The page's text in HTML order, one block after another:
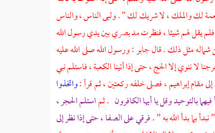
لك والملك ، لا شريك لك " . ولبى الناس ، والناس
يقل لهم شيئا ، فنظرت مد بصري بين يدي رسول الله
مثل ذلك . قالجابر: ورسول الله صلى الله عليه
لا ننوي إلا الحج ، حتى إذا أتيناالكعبة ،فاستلم نبي
مقام إبراهيم ، فصلى خلفه ركعتين ، ثم قرأ :واتخذوا
بالتوحيد وقل يا أيها الكافرون . ثماستلم الحجر ،
فرقي علىالصفا ،حتى إذا نظر إلى